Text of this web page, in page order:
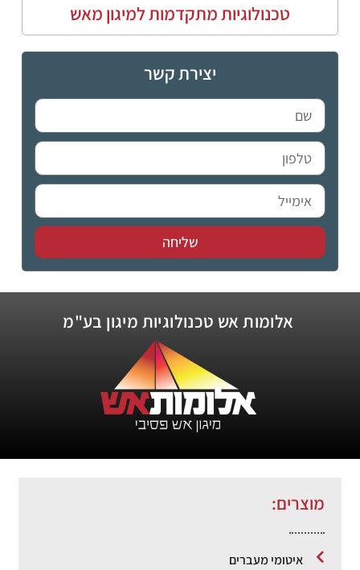
טכנולוגיות מתקדמות למיגון מאש
יצירת קשר
שליחה
אלומות אש טכנולוגיות מיגון בע"מ
מוצרים:
איטומי מעברים